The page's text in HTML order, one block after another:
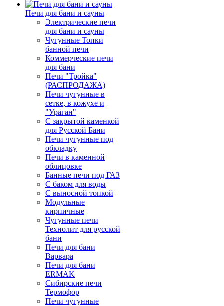
Печи для бани и сауны
Электрические печи
для бани и сауны
Чугунные Топки
банной печи
Коммерческие печи
для бани
Печи "Тройка"
(РАСПРОДАЖА)
Печи чугунные в
сетке, в кожухе и
"Ураган"
С закрытой каменкой
для Русской Бани
Печи чугунные под
обкладку
Печи в каменной
облицовке
Банные печи под ГАЗ
С баком для воды
С выносной топкой
Модульные
кирпичные
Чугунные печи
Технолит для русской
бани
Печи для бани
Варвара
Печи для бани
ERMAK
Сибирские печи
Термофор
Печи чугунные